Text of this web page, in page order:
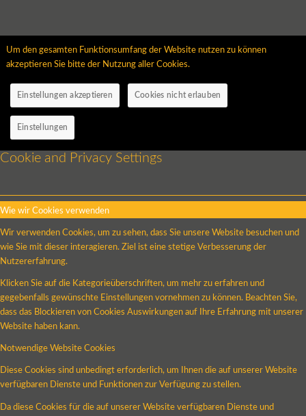
Um den gesamten Funktionsumfang der Website nutzen zu können
akzeptieren Sie bitte der Nutzung aller Cookies.
Einstellungen akzeptieren Cookies nicht erlauben
Einstellungen
Cookie and Privacy Settings
Wie wir Cookies verwenden
Wir verwenden Cookies, um zu sehen, dass Sie unsere Website besuchen und
wie Sie mit dieser interagieren. Ziel ist eine stetige Verbesserung der
Nutzererfahrung.
Klicken Sie auf die Kategorieüberschriften, um mehr zu erfahren und
gegebenfalls gewünschte Einstellungen vornehmen zu können. Beachten Sie,
dass das Blockieren von Cookies Auswirkungen auf Ihre Erfahrung mit unserer
Website haben kann.
Notwendige Website Cookies
Diese Cookies sind unbedingt erforderlich, um Ihnen die auf unserer Website
verfügbaren Dienste und Funktionen zur Verfügung zu stellen.
Da diese Cookies für die auf unserer Website verfügbaren Dienste und